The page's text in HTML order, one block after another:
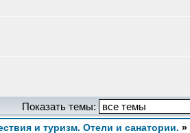
Показать темы:
и туризм. Отели и санатории. »